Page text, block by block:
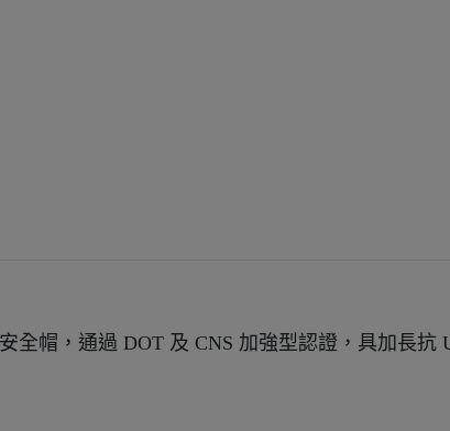
全帽，通過 DOT 及 CNS 加強型認證，具加長抗